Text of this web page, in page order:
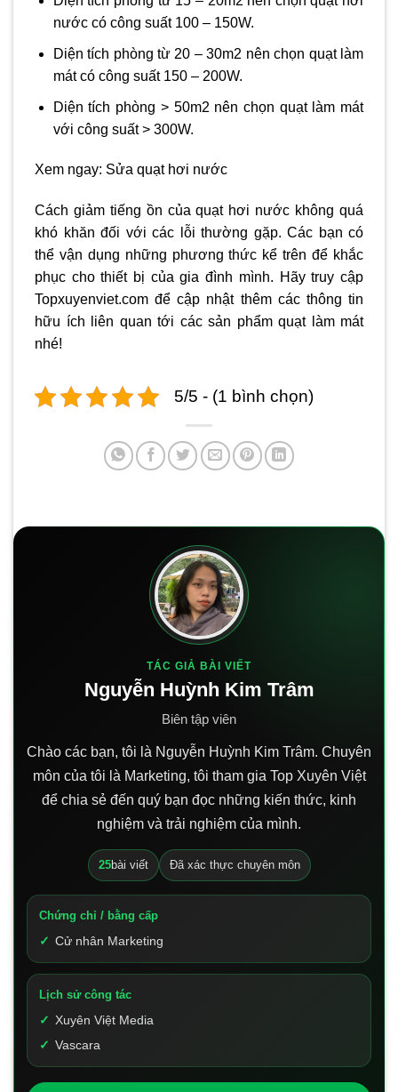
nước có công suất 100 – 150W.
Diện tích phòng từ 20 – 30m2 nên chọn quạt làm
mát có công suất 150 – 200W.
Diện tích phòng > 50m2 nên chọn quạt làm mát
với công suất > 300W.
Xem ngay: Sửa quạt hơi nước
Cách giảm tiếng ồn của quạt hơi nước không quá
khó khăn đối với các lỗi thường gặp. Các bạn có
thể vận dụng những phương thức kể trên để khắc
phục cho thiết bị của gia đình mình. Hãy truy cập
Topxuyenviet.com để cập nhật thêm các thông tin
hữu ích liên quan tới các sản phẩm quạt làm mát
nhé!
5/5 - (1 bình chọn)
TÁC GIẢ BÀI VIẾT
Nguyễn Huỳnh Kim Trâm
Biên tập viên
Chào các bạn, tôi là Nguyễn Huỳnh Kim Trâm. Chuyên
môn của tôi là Marketing, tôi tham gia Top Xuyên Việt
để chia sẻ đến quý bạn đọc những kiến thức, kinh
nghiệm và trải nghiệm của mình.
25bài viết Đã xác thực chuyên môn
Chứng chỉ / bằng cấp
Cử nhân Marketing
Lịch sử công tác
Xuyên Việt Media
Vascara